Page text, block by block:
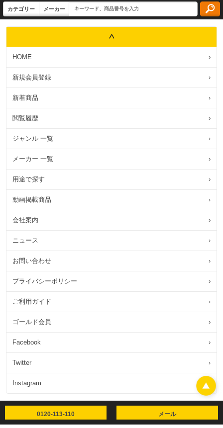
HOME ›
新規会員登録 ›
新着商品 ›
閲覧履歴 ›
ジャンル 一覧 ›
メーカー 一覧 ›
用途で探す ›
動画掲載商品 ›
会社案内 ›
ニュース ›
お問い合わせ ›
プライバシーポリシー ›
ご利用ガイド ›
ゴールド会員 ›
Facebook ›
Twitter ›
Instagram
0120-113-110 メール